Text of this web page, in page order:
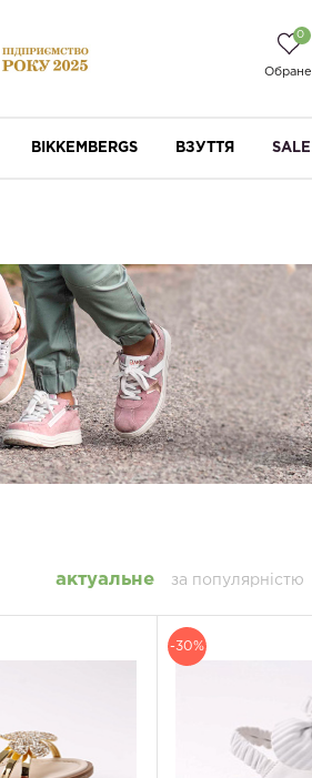
0
Обране
BIKKEMBERGS ВЗУТТЯ SALE
актуальне за популярністю
-30%